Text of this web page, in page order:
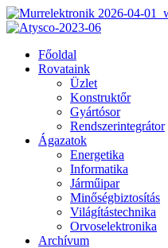
Főoldal
Rovataink
Üzlet
Konstruktőr
Gyártósor
Rendszerintegrátor
Ágazatok
Energetika
Informatika
Járműipar
Minőségbiztosítás
Világítástechnika
Orvoselektronika
Archívum